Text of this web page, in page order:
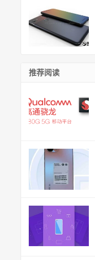
推荐阅读